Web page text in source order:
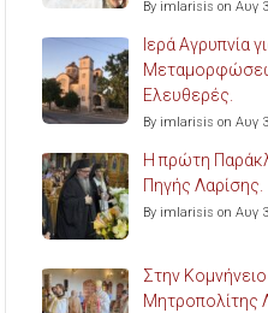
By imlarisis on Αυγ
Ιερά Αγρυπνία
Ελευθερές.
By imlarisis on Αυγ
Η πρώτη
Πηγής Λαρίσης.
By imlarisis on Αυγ
Στην
Μητροπολίτης